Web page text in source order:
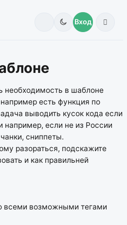
Вход
необходимость в шаблоне
есть функция по
выводить кусок кода если
например, если не из России
сниппеты.
разораться, подскажите
и как правильней
всеми возможными тегами